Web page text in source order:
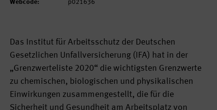
Webcode:
p021636
Das Institut für Arbeitsschutz der Deutschen
Gesetzlichen Unfallversicherung (IFA) hat in der
„Grenzwerteliste 2020“ die wichtigsten Grenzwerte
zu chemischen, biologischen und physikalischen
Einwirkungen zusammengestellt, die für die
Sicherheit und Gesundheit am Arbeitsplatz von